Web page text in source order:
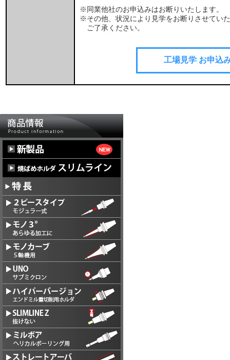
※同業他社のお申込みはお断りいたします。
※その他、状況により見学をお断りさせてい
ご了承ください。
工場見学 お申込